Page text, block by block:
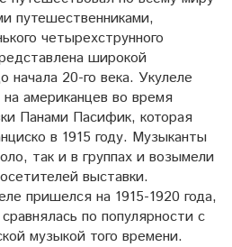
путешественниками,
четырехструнного
широкой
начала 20-го века. Укулеле
американцев во время
Панами Пасифик, которая
в 1915 году. Музыканты
так и в группах и возымели
выставки.
пришелся на 1915-1920 года,
по популярности с
музыкой того времени.